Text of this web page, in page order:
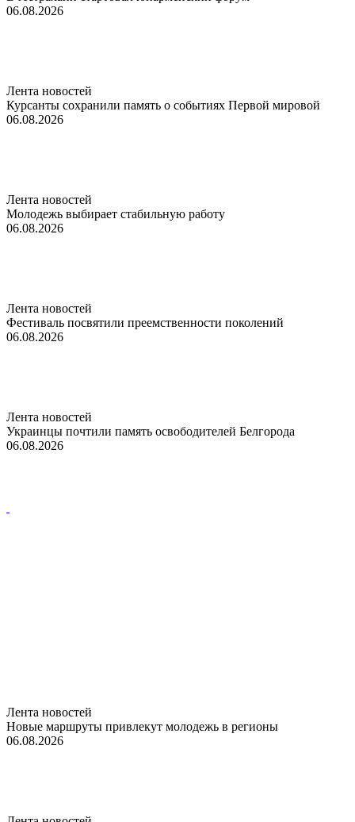
06.08.2026
Лента новостей
Курсанты сохранили память о событиях Первой мировой
06.08.2026
Лента новостей
Молодежь выбирает стабильную работу
06.08.2026
Лента новостей
Фестиваль посвятили преемственности поколений
06.08.2026
Лента новостей
Украинцы почтили память освободителей Белгорода
06.08.2026
Лента новостей
Новые маршруты привлекут молодежь в регионы
06.08.2026